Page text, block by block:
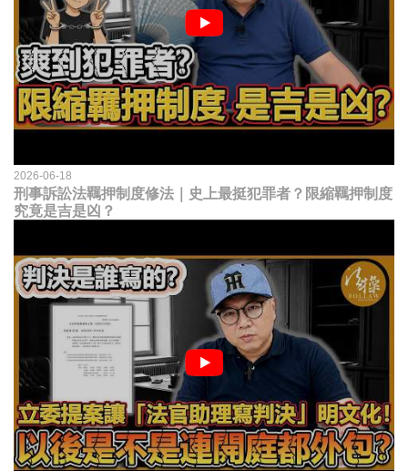
2026-06-18
刑事訴訟法羈押制度修法｜史上最挺犯罪者？限縮羈押制度
究竟是吉是凶？